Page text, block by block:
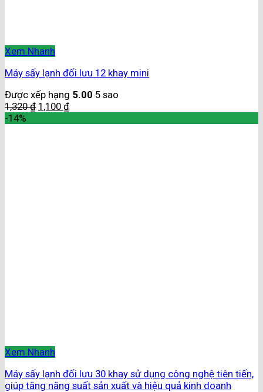
Xem Nhanh
Máy sấy lạnh đối lưu 12 khay mini
Được xếp hạng 5.00 5 sao
1,320₫ 1,100 ₫
-14%
Xem Nhanh
Máy sấy lạnh đối lưu 30 khay sử dụng công nghệ tiên tiến,
giúp tăng năng suất sản xuất và hiệu quả kinh doanh